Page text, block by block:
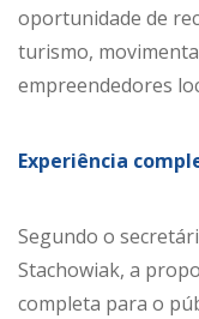
oportunidade de
turismo,
empreendedores
Experiência
Segundo o
Stachowiak, a
completa para o